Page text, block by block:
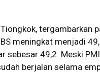
tergambarkan
meningkat menjadi
sebesar 49,2. Meski
berjalan selama